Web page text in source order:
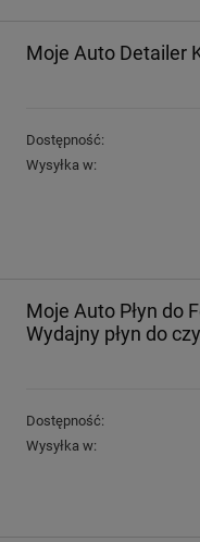
Moje Auto Detailer
Dostępność:
Wysyłka w:
Moje Auto Płyn do
Wydajny płyn do
Dostępność:
Wysyłka w: